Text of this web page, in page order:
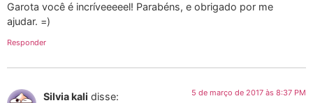
Garota você é incríveeeeel! Parabéns, e obrigado por me
ajudar. =)
Responder
Silvia kali disse: 5 de março de 2017 às 8:37 PM